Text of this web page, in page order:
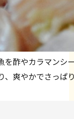
酢やカラマンシ
爽やかでさっぱ